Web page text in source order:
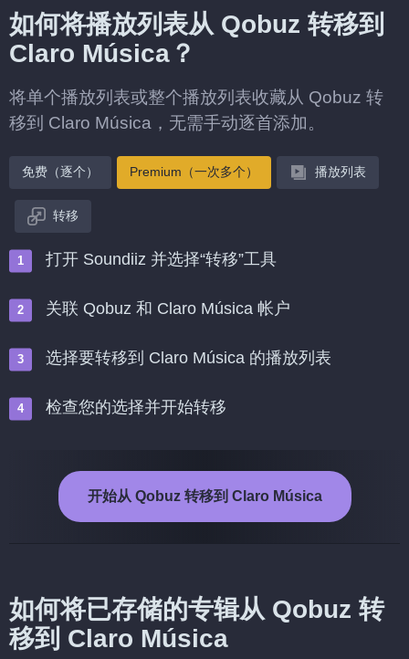
如何将播放列表从 Qobuz 转移到
Claro Música？
将单个播放列表或整个播放列表收藏从 Qobuz 转
移到 Claro Música，无需手动逐首添加。
免费（逐个） Premium（一次多个） 播放列表
转移
打开 Soundiiz 并选择“转移”工具
关联 Qobuz 和 Claro Música 帐户
选择要转移到 Claro Música 的播放列表
检查您的选择并开始转移
开始从 Qobuz 转移到 Claro Música
如何将已存储的专辑从 Qobuz 转
移到 Claro Música